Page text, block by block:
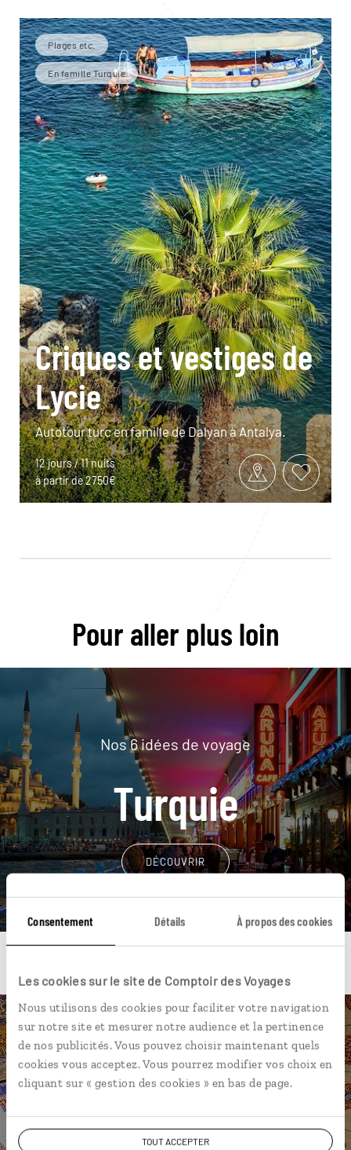
Consentement Détails À propos des cookies
Les cookies sur le site de Comptoir des Voyages
Nous utilisons des cookies pour faciliter votre navigation
sur notre site et mesurer notre audience et la pertinence
de nos publicités. Vous pouvez choisir maintenant quels
cookies vous acceptez. Vous pourrez modifier vos choix en
cliquant sur « gestion des cookies » en bas de page.
TOUT ACCEPTER
Plages etc.
En famille Turquie
Criques et vestiges de
Lycie
Autotour turc en famille de Dalyan à Antalya.
12 jours / 11 nuits
à partir de 2750€
Pour aller plus loin
Nos 6 idées de voyage
Turquie
DÉCOUVRIR
Une envie de voyage
particulière ?
Côte égéenne